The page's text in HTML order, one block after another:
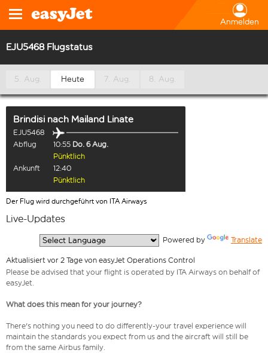
Anmelden
EJU5468 Flugstatus
5. Aug. Heute 7. Aug. 8. Aug.
Brindisi nach Mailand Linate
EJU5468
Abflug
10:55 Do. 6 Aug.
Pünktlich
Ankunft
12:40
Pünktlich
Der Flug wird durchgeführt von ITA Airways
Live-Updates
Powered by Translate
Aktualisiert vor 2 Tage von easyJet Operations Control
Please be advised that your flight is operated by ITA Airways on behalf of
easyJet.
What does this mean for your journey?
There's nothing you need to do differently-your travel experience will
maintain the standards you expect from us and the aircraft will still be
from the same Airbus family.